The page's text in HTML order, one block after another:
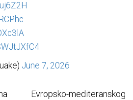
June 7, 2026
Evropsko-mediteranskog